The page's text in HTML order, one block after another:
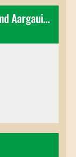
VASV Jahresschiessen (Verband Aargauischer Schützenveteranen)